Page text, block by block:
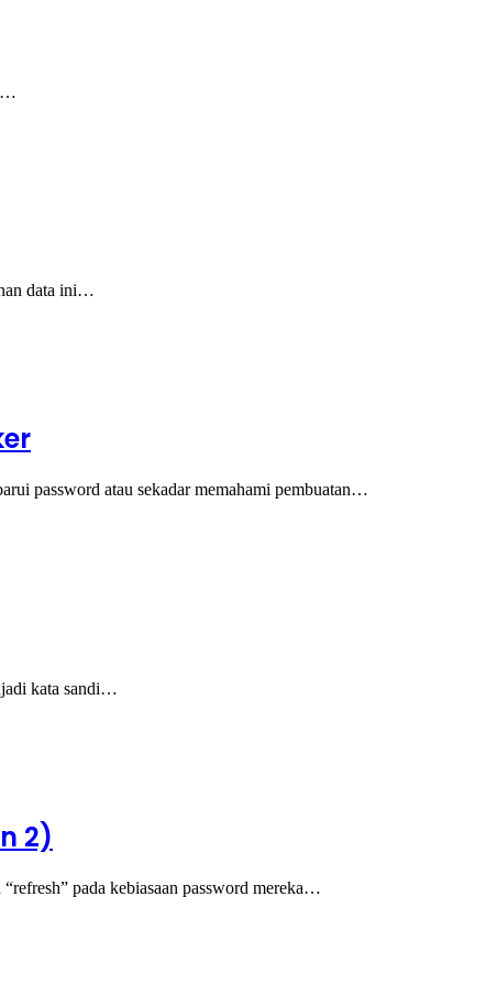
data ini…
password atau sekadar memahami pembuatan…
kata sandi…
2)
pada kebiasaan password mereka…